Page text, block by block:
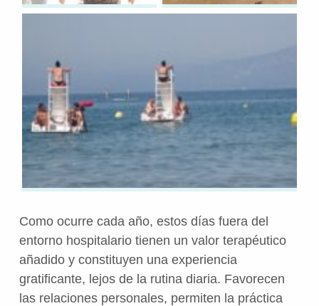
Como ocurre cada año, estos días fuera del
entorno hospitalario tienen un valor terapéutico
añadido y constituyen una experiencia
gratificante, lejos de la rutina diaria. Favorecen
las relaciones personales, permiten la práctica